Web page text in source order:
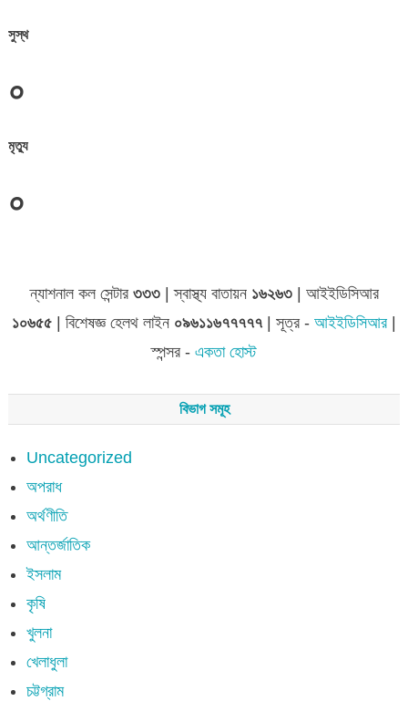
সুস্থ
০
মৃত্যু
০
ন্যাশনাল কল সেন্টার ৩৩৩| স্বাস্থ্য বাতায়ন ১৬২৬৩| আইইডিসিআর
১০৬৫৫ | বিশেষজ্ঞ হেলথ লাইন ০৯৬১১৬৭৭৭৭৭| সূত্র - আইইডিসিআর|
স্পন্সর - একতা হোস্ট
বিভাগ সমূহ
Uncategorized
অপরাধ
অর্থণীতি
আন্তর্জাতিক
ইসলাম
কৃষি
খুলনা
খেলাধুলা
চট্টগ্রাম